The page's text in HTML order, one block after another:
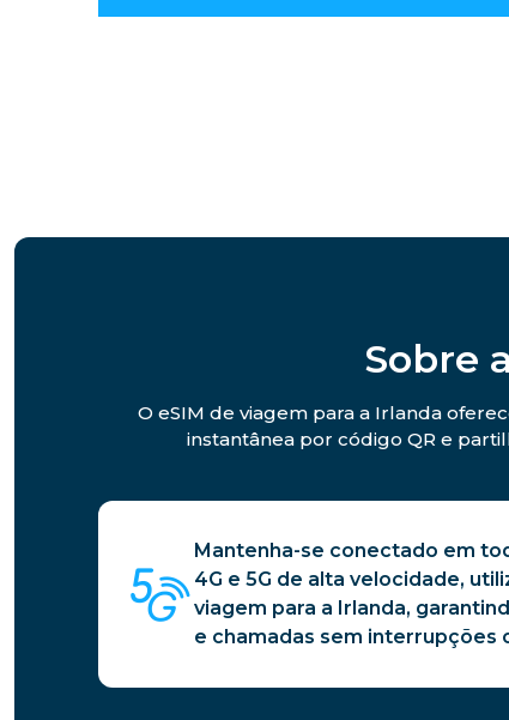
Sobre
O eSIM de viagem para a Irlanda
instantânea por código QR e
Mantenha-se conectado em
4G e 5G de alta velocidade,
viagem para a Irlanda,
e chamadas sem interrupções